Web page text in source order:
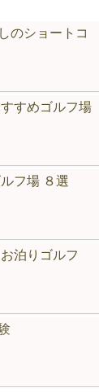
のショートコ
すめゴルフ場
フ場 ８選
泊りゴルフ